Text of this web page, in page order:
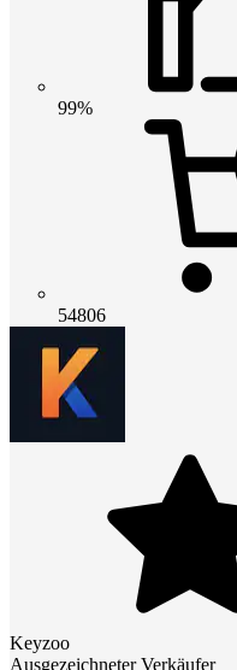
99%
54806
Keyzoo
Ausgezeichneter Verkäufer